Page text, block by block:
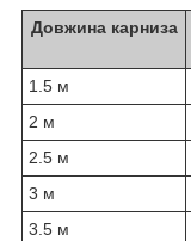
Довжина карниза
1.5 м
2 м
2.5 м
3 м
3.5 м